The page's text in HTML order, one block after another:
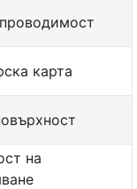
карта
на